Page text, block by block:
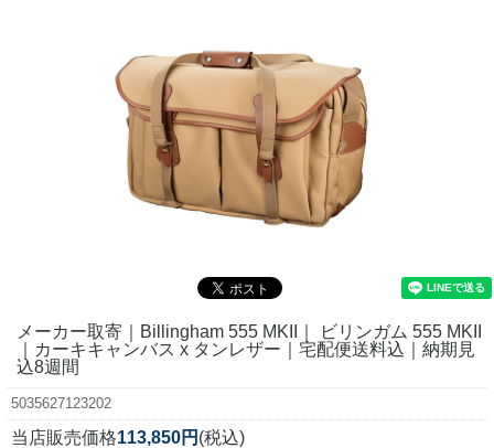
メーカー取寄｜Billingham 555 MKII｜ ビリンガム 555 MKII
｜カーキキャンバス x タンレザー｜宅配便送料込｜納期見
込8週間
5035627123202
当店販売価格113,850円 (税込)